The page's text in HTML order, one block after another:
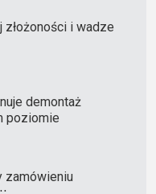
i wadze
demontaż
poziomie
zamówieniu